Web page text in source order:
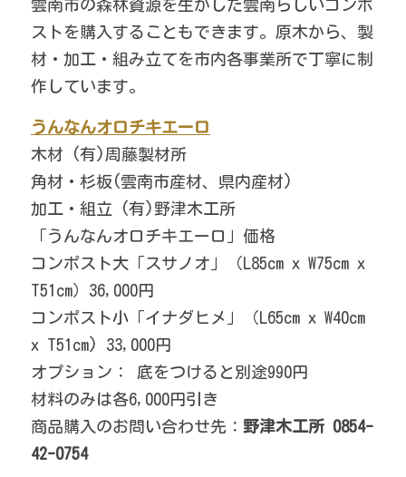
雲南市の森林資源を生かした雲南らしいコンポ
ストを購入することもできます。原木から、製
材・加工・組み立てを市内各事業所で丁寧に制
作しています。
うんなんオロチキエーロ
木材 (有)周藤製材所
角材・杉板(雲南市産材、県内産材)
加工・組立 (有)野津木工所
「うんなんオロチキエーロ」価格
コンポスト大「スサノオ」（L85cm x W75cm x
T51cm）36,000円
コンポスト小「イナダヒメ」（L65cm x W40cm
x T51cm) 33,000円
オプション： 底をつけると別途990円
材料のみは各6,000円引き
商品購入のお問い合わせ先： 野津木工所 0854-
42-0754